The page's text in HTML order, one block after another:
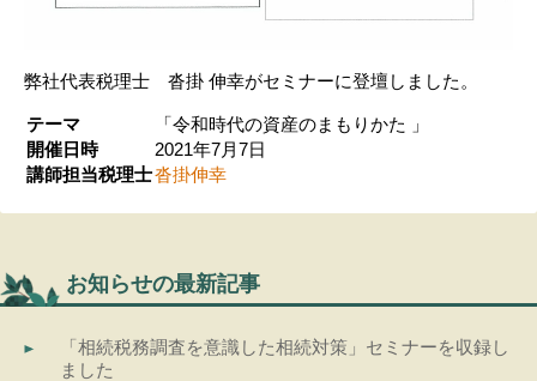
弊社代表税理士 沓掛 伸幸がセミナーに登壇しました。
テーマ
「令和時代の資産のまもりかた 」
開催日時
2021年7月7日
講師担当税理士沓掛伸幸
お知らせの最新記事
「相続税務調査を意識した相続対策」セミナーを収録し
ました